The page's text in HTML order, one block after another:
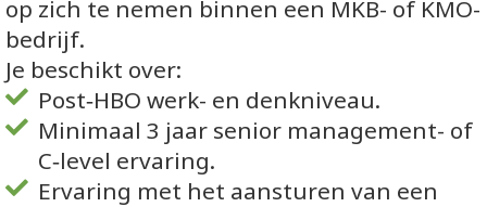
op zich te nemen binnen een MKB- of KMO-
bedrijf.
Je beschikt over:
Post‑HBO werk- en denkniveau.
Minimaal 3 jaar senior management- of
C‑level ervaring.
Ervaring met het aansturen van een